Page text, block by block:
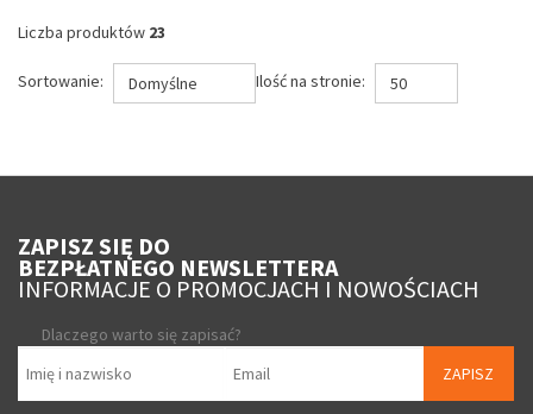
Liczba produktów 23
Sortowanie: Domyślne Ilość na stronie: 50
ZAPISZ SIĘ DO
BEZPŁATNEGO NEWSLETTERA
INFORMACJE O PROMOCJACH I NOWOŚCIACH
Dlaczego warto się zapisać?
ZAPISZ